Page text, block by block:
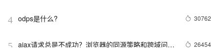
4 odps是什么? 30762
5 ajax请求总是不成功？浏览器的同源策略和跨域问题
26454